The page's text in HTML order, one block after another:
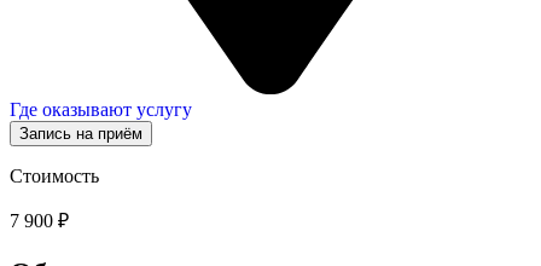
Где оказывают услугу
Запись на приём
Стоимость
7 900 ₽